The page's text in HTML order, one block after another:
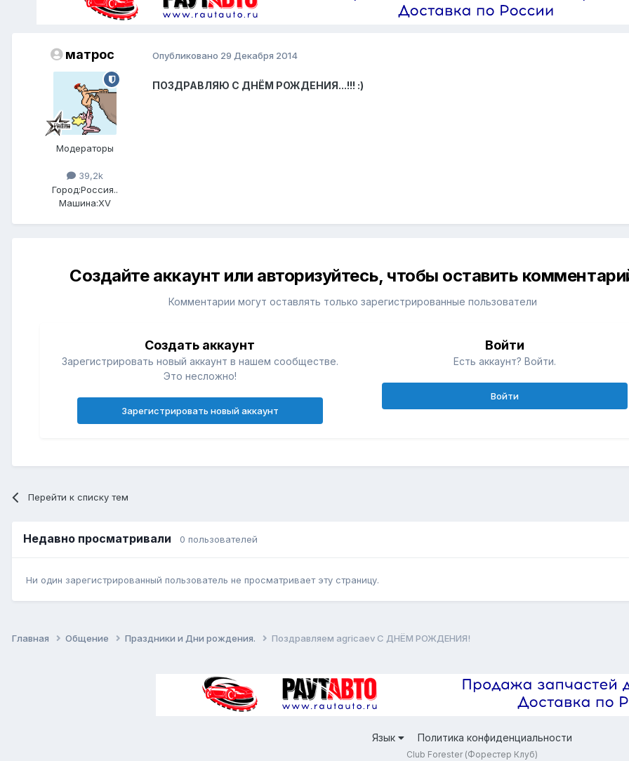
матрос
Модераторы
39,2k
Город:Россия..
Машина:XV
Опубликовано 29 Декабря 2014
​ПОЗДРАВЛЯЮ С ДНЁМ РОЖДЕНИЯ...!!! :)
Создайте аккаунт или авторизуйтесь, чтобы оставить
Комментарии могут оставлять только зарегистрированные пользователи
Создать аккаунт
Зарегистрировать новый аккаунт в нашем сообществе.
Это несложно!
Зарегистрировать новый аккаунт
Войти
Есть аккаунт? Войти.
Войти
Перейти к списку тем
Недавно просматривали 0 пользователей
Ни один зарегистрированный пользователь не просматривает эту страницу.
Главная Общение Праздники и Дни рождения. Поздравляем agricaev С ДНЁМ РОЖДЕНИЯ!
Язык Политика конфиденциальности
Club Forester (Форестер Клуб)